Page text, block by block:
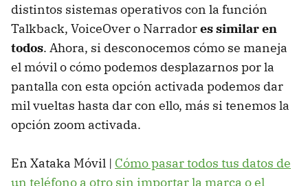
distintos sistemas operativos con la función
Talkback, VoiceOver o Narradores similar en
todos. Ahora, si desconocemos cómo se maneja
el móvil o cómo podemos desplazarnos por la
pantalla con esta opción activada podemos dar
mil vueltas hasta dar con ello, más si tenemos la
opción zoom activada.
En Xataka Móvil | Cómo pasar todos tus datos de
un teléfono a otro sin importar la marca o el